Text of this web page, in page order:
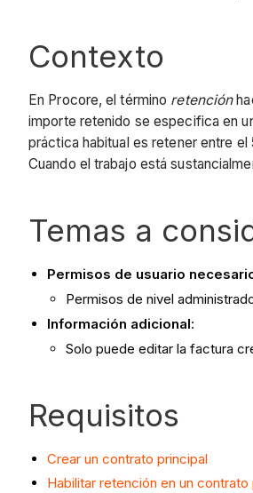
Contexto
En Procore, el término retención
importe retenido se especifica en
práctica habitual es retener entre
Cuando el trabajo está
Temas a
Permisos de usuario
Permisos de nivel
Información adicional:
Solo puede editar la factura
Requisitos
Crear un contrato principal
Habilitar retención en un contrato